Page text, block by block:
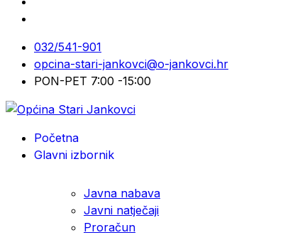
032/541-901
opcina-stari-jankovci@o-jankovci.hr
PON-PET 7:00 -15:00
Početna
Glavni izbornik
Javna nabava
Javni natječaji
Proračun